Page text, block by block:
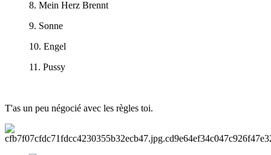
8. Mein Herz Brennt
9. Sonne
10. Engel
11. Pussy
T'as un peu négocié avec les règles toi.